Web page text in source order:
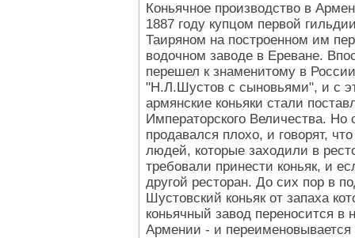
Коньячное производство в
1887 году купцом первой
Таиряном на построенном им
водочном заводе в Ереване.
перешел к знаменитому в
"Н.Л.Шустов с сыновьями", и с
армянские коньяки стали
Императорского Величества. Но
продавался плохо, и говорят,
людей, которые заходили в
требовали принести коньяк, и
другой ресторан. До сих пор в
Шустовский коньяк от запаха
коньячный завод переносится в
Армении - и